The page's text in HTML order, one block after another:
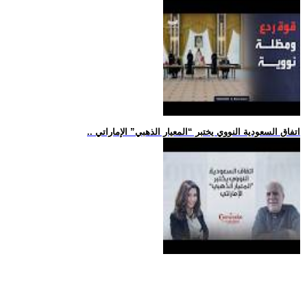
.. اتفاق السعودية النووي يختبر “المعيار الذهبي” الإماراتي